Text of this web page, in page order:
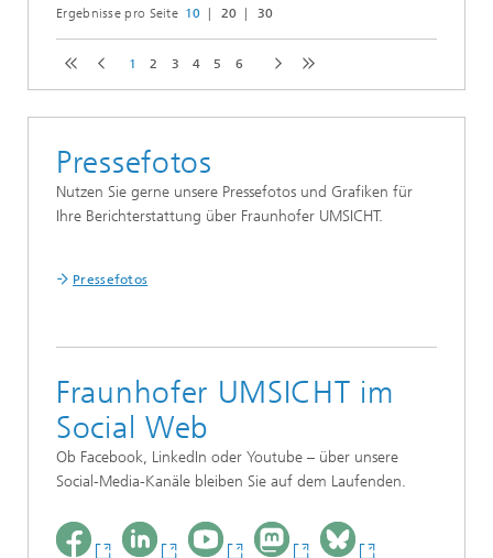
Ergebnisse pro Seite 10 20 30
1 2 3 4 5 6
Pressefotos
Nutzen Sie gerne unsere Pressefotos und Grafiken für
Ihre Berichterstattung über Fraunhofer UMSICHT.
Pressefotos
Fraunhofer UMSICHT im
Social Web
Ob Facebook, LinkedIn oder Youtube – über unsere
Social-Media-Kanäle bleiben Sie auf dem Laufenden.